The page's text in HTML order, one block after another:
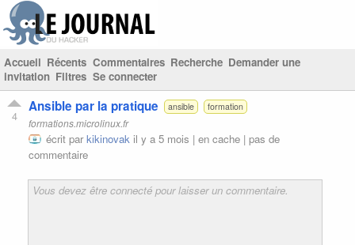
Accueil Récents Commentaires Recherche Demander une
invitation Filtres Se connecter
4
Ansible par la pratique ansible formation
formations.microlinux.fr
écrit parkikinovak il y a 5 mois | en cache | pas de
commentaire